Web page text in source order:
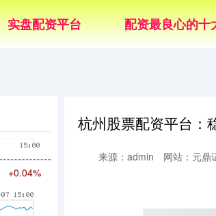
实盘配资平台 配资最良心的十
杭州股票配资平台：
来源：admin 网站：元鼎
+0.04%